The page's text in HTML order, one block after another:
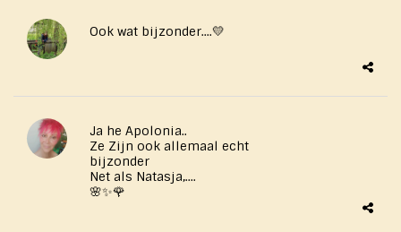
Ook wat bijzonder....💛
Ja he Apolonia..
Ze Zijn ook allemaal echt
bijzonder
Net als Natasja,....
🌸✨🌹